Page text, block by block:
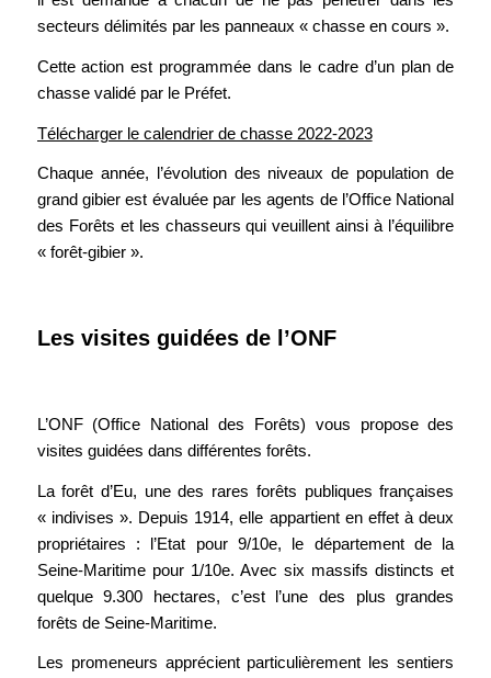
secteurs délimités par les panneaux « chasse en cours ».
Cette action est programmée dans le cadre d’un plan de
chasse validé par le Préfet.
Télécharger le calendrier de chasse 2022-2023
Chaque année, l’évolution des niveaux de population de
grand gibier est évaluée par les agents de l’Office National
des Forêts et les chasseurs qui veuillent ainsi à l’équilibre
« forêt-gibier ».
Les visites guidées de l’ONF
L’ONF (Office National des Forêts) vous propose des
visites guidées dans différentes forêts.
La forêt d’Eu, une des rares forêts publiques françaises
« indivises ». Depuis 1914, elle appartient en effet à deux
propriétaires : l’Etat pour 9/10e, le département de la
Seine-Maritime pour 1/10e. Avec six massifs distincts et
quelque 9.300 hectares, c’est l’une des plus grandes
forêts de Seine-Maritime.
Les promeneurs apprécient particulièrement les sentiers